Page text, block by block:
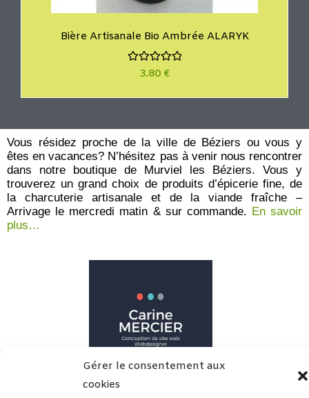
Gérer le consentement aux
cookies
Bière Artisanale Bio Ambrée ALARYK
e
u
r
5
3.80 €
Vous résidez proche de la ville de Béziers ou vous y
êtes en vacances? N’hésitez pas à venir nous rencontrer
dans notre boutique de Murviel les Béziers. Vous y
trouverez un grand choix de produits d’épicerie fine, de
la charcuterie artisanale et de la viande fraîche –
Arrivage le mercredi matin & sur commande. En savoir
plus…